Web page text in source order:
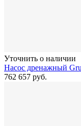
Уточнить о наличии
Насос дренажный
762 657 руб.